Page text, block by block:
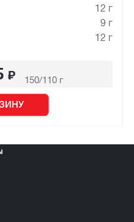
12 г
9 г
12 г
₽ 150/110 г